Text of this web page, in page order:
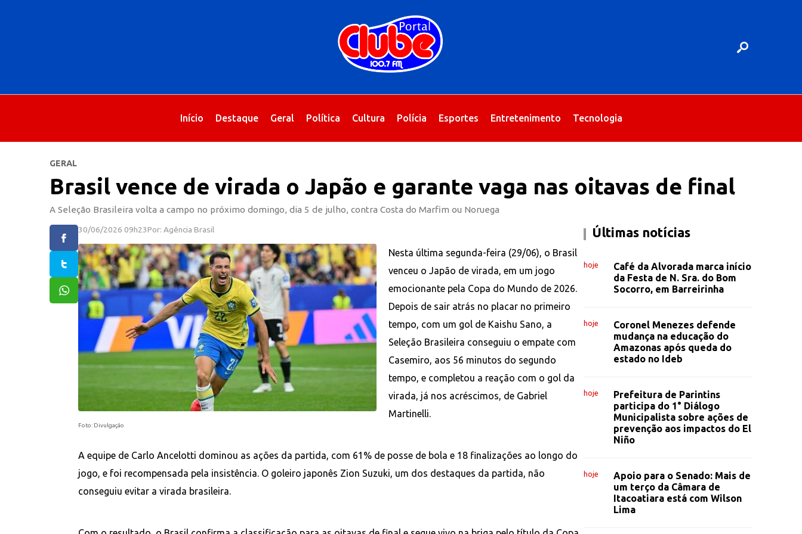
Início Destaque Geral Política Cultura Polícia Esportes Entretenimento Tecnologia
GERAL
Brasil vence de virada o Japão e garante vaga nas oitavas de final
A Seleção Brasileira volta a campo no próximo domingo, dia 5 de julho, contra Costa do Marfim ou Noruega
30/06/2026 09h23Por: Agência Brasil
Foto: Divulgação
Nesta última segunda-feira (29/06), o Brasil
venceu o Japão de virada, em um jogo
emocionante pela Copa do Mundo de 2026.
Depois de sair atrás no placar no primeiro
tempo, com um gol de Kaishu Sano, a
Seleção Brasileira conseguiu o empate com
Casemiro, aos 56 minutos do segundo
tempo, e completou a reação com o gol da
virada, já nos acréscimos, de Gabriel
Martinelli.
A equipe de Carlo Ancelotti dominou as ações da partida, com 61% de posse de bola e 18 finalizações ao longo do
jogo, e foi recompensada pela insistência. O goleiro japonês Zion Suzuki, um dos destaques da partida, não
conseguiu evitar a virada brasileira.
Últimas notícias
hoje
Café da Alvorada marca início
da Festa de N. Sra. do Bom
Socorro, em Barreirinha
hoje
Coronel Menezes defende
mudança na educação do
Amazonas após queda do
estado no Ideb
hoje
Prefeitura de Parintins
participa do 1° Diálogo
Municipalista sobre ações de
prevenção aos impactos do El
Niño
hoje
Apoio para o Senado: Mais de
um terço da Câmara de
Itacoatiara está com Wilson
Lima